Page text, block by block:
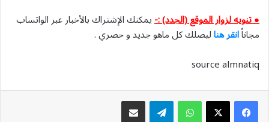
● تنويه لزوار الموقع (الجدد) :-يمكنك الإشتراك بالأخبار عبر الواتساب
مجاناًانقر هناليصلك كل ماهو جديد و حصري .
source almnatiq
واتسابتيلقرام مشاركة عبر البريد